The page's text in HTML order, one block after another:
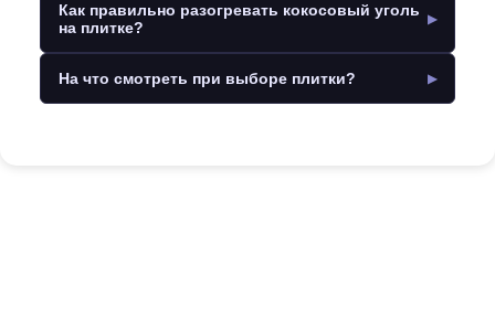
Как правильно разогревать кокосовый уголь
на плитке?
На что смотреть при выборе плитки?